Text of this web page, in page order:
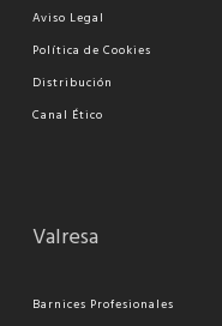
Aviso Legal
Política de Cookies
Distribución
Canal Ético
Valresa
Barnices Profesionales